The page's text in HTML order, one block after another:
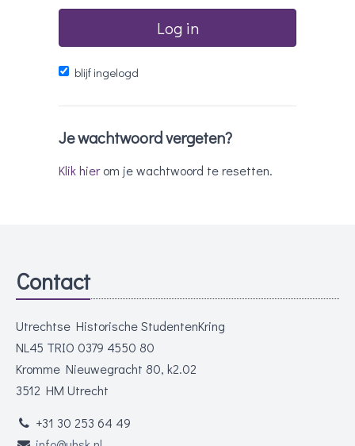
Log in
blijf ingelogd
Je wachtwoord vergeten?
Klik hierom je wachtwoord te resetten.
Contact
Utrechtse Historische StudentenKring
NL45 TRIO 0379 4550 80
Kromme Nieuwegracht 80, k2.02
3512 HM Utrecht
+31 30 253 64 49